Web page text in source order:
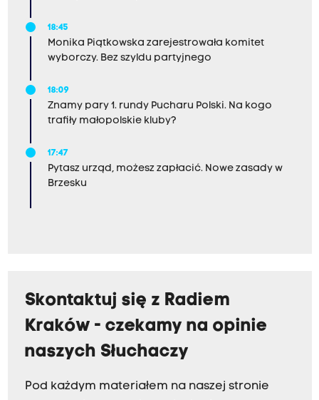
18:45
Monika Piątkowska zarejestrowała komitet
wyborczy. Bez szyldu partyjnego
18:09
Znamy pary 1. rundy Pucharu Polski. Na kogo
trafiły małopolskie kluby?
17:47
Pytasz urząd, możesz zapłacić. Nowe zasady w
Brzesku
Skontaktuj się z Radiem
Kraków - czekamy na opinie
naszych Słuchaczy
Pod każdym materiałem na naszej stronie